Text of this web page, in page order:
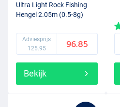
Ultra Light Rock Fishing
Hengel 2.05m (0.5-8g)
Adviesprijs
125.95
96.85
Bekijk